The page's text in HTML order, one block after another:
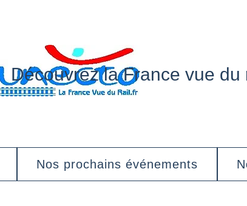
Découvrez la France vue du
Nos prochains événements